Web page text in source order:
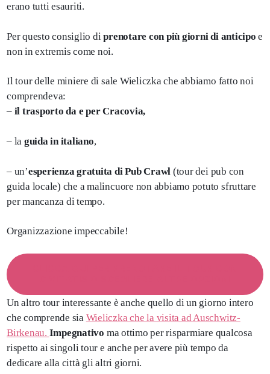
erano tutti esauriti.
Per questo consiglio diprenotare con più giorni di anticipo e
non in extremis come noi.
Il tour delle miniere di sale Wieliczka che abbiamo fatto noi
comprendeva:
– il trasporto da e per Cracovia,
– la guida in italiano,
– un’esperienza gratuita di Pub Crawl (tour dei pub con
guida locale) che a malincuore non abbiamo potuto sfruttare
per mancanza di tempo.
Organizzazione impeccabile!
Un altro tour interessante è anche quello di un giorno intero
che comprende sia Wieliczka che la visita ad Auschwitz-
Birkenau. Impegnativo ma ottimo per risparmiare qualcosa
rispetto ai singoli tour e anche per avere più tempo da
dedicare alla città gli altri giorni.